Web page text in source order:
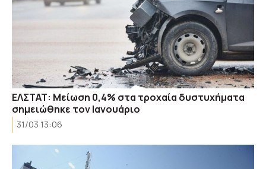
ΕΛΣΤΑΤ: Μείωση 0,4% στα τροχαία δυστυχήματα
σημειώθηκε τον Ιανουάριο
31/03 13:06